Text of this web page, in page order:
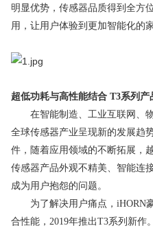
明显优势，传感器品质得到全方
用，让用户体验到更加智能化的
超低功耗与高性能结合T3系列产
在智能制造、工业互联网、物
全球传感器产业呈现新的发展趋
件，随着应用领域的不断拓展，
传感器产品外观不精美、智能连
成为用户抱怨的问题。
为了解决用户痛点， iHORN
合性能，2019年推出T3系列新作